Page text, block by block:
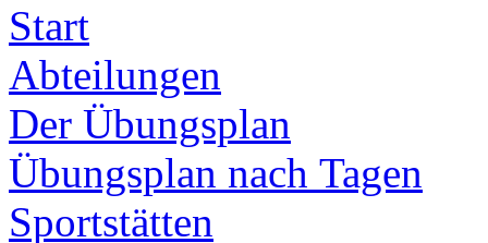
Start
Abteilungen
Der Übungsplan
Übungsplan nach Tagen
Sportstätten